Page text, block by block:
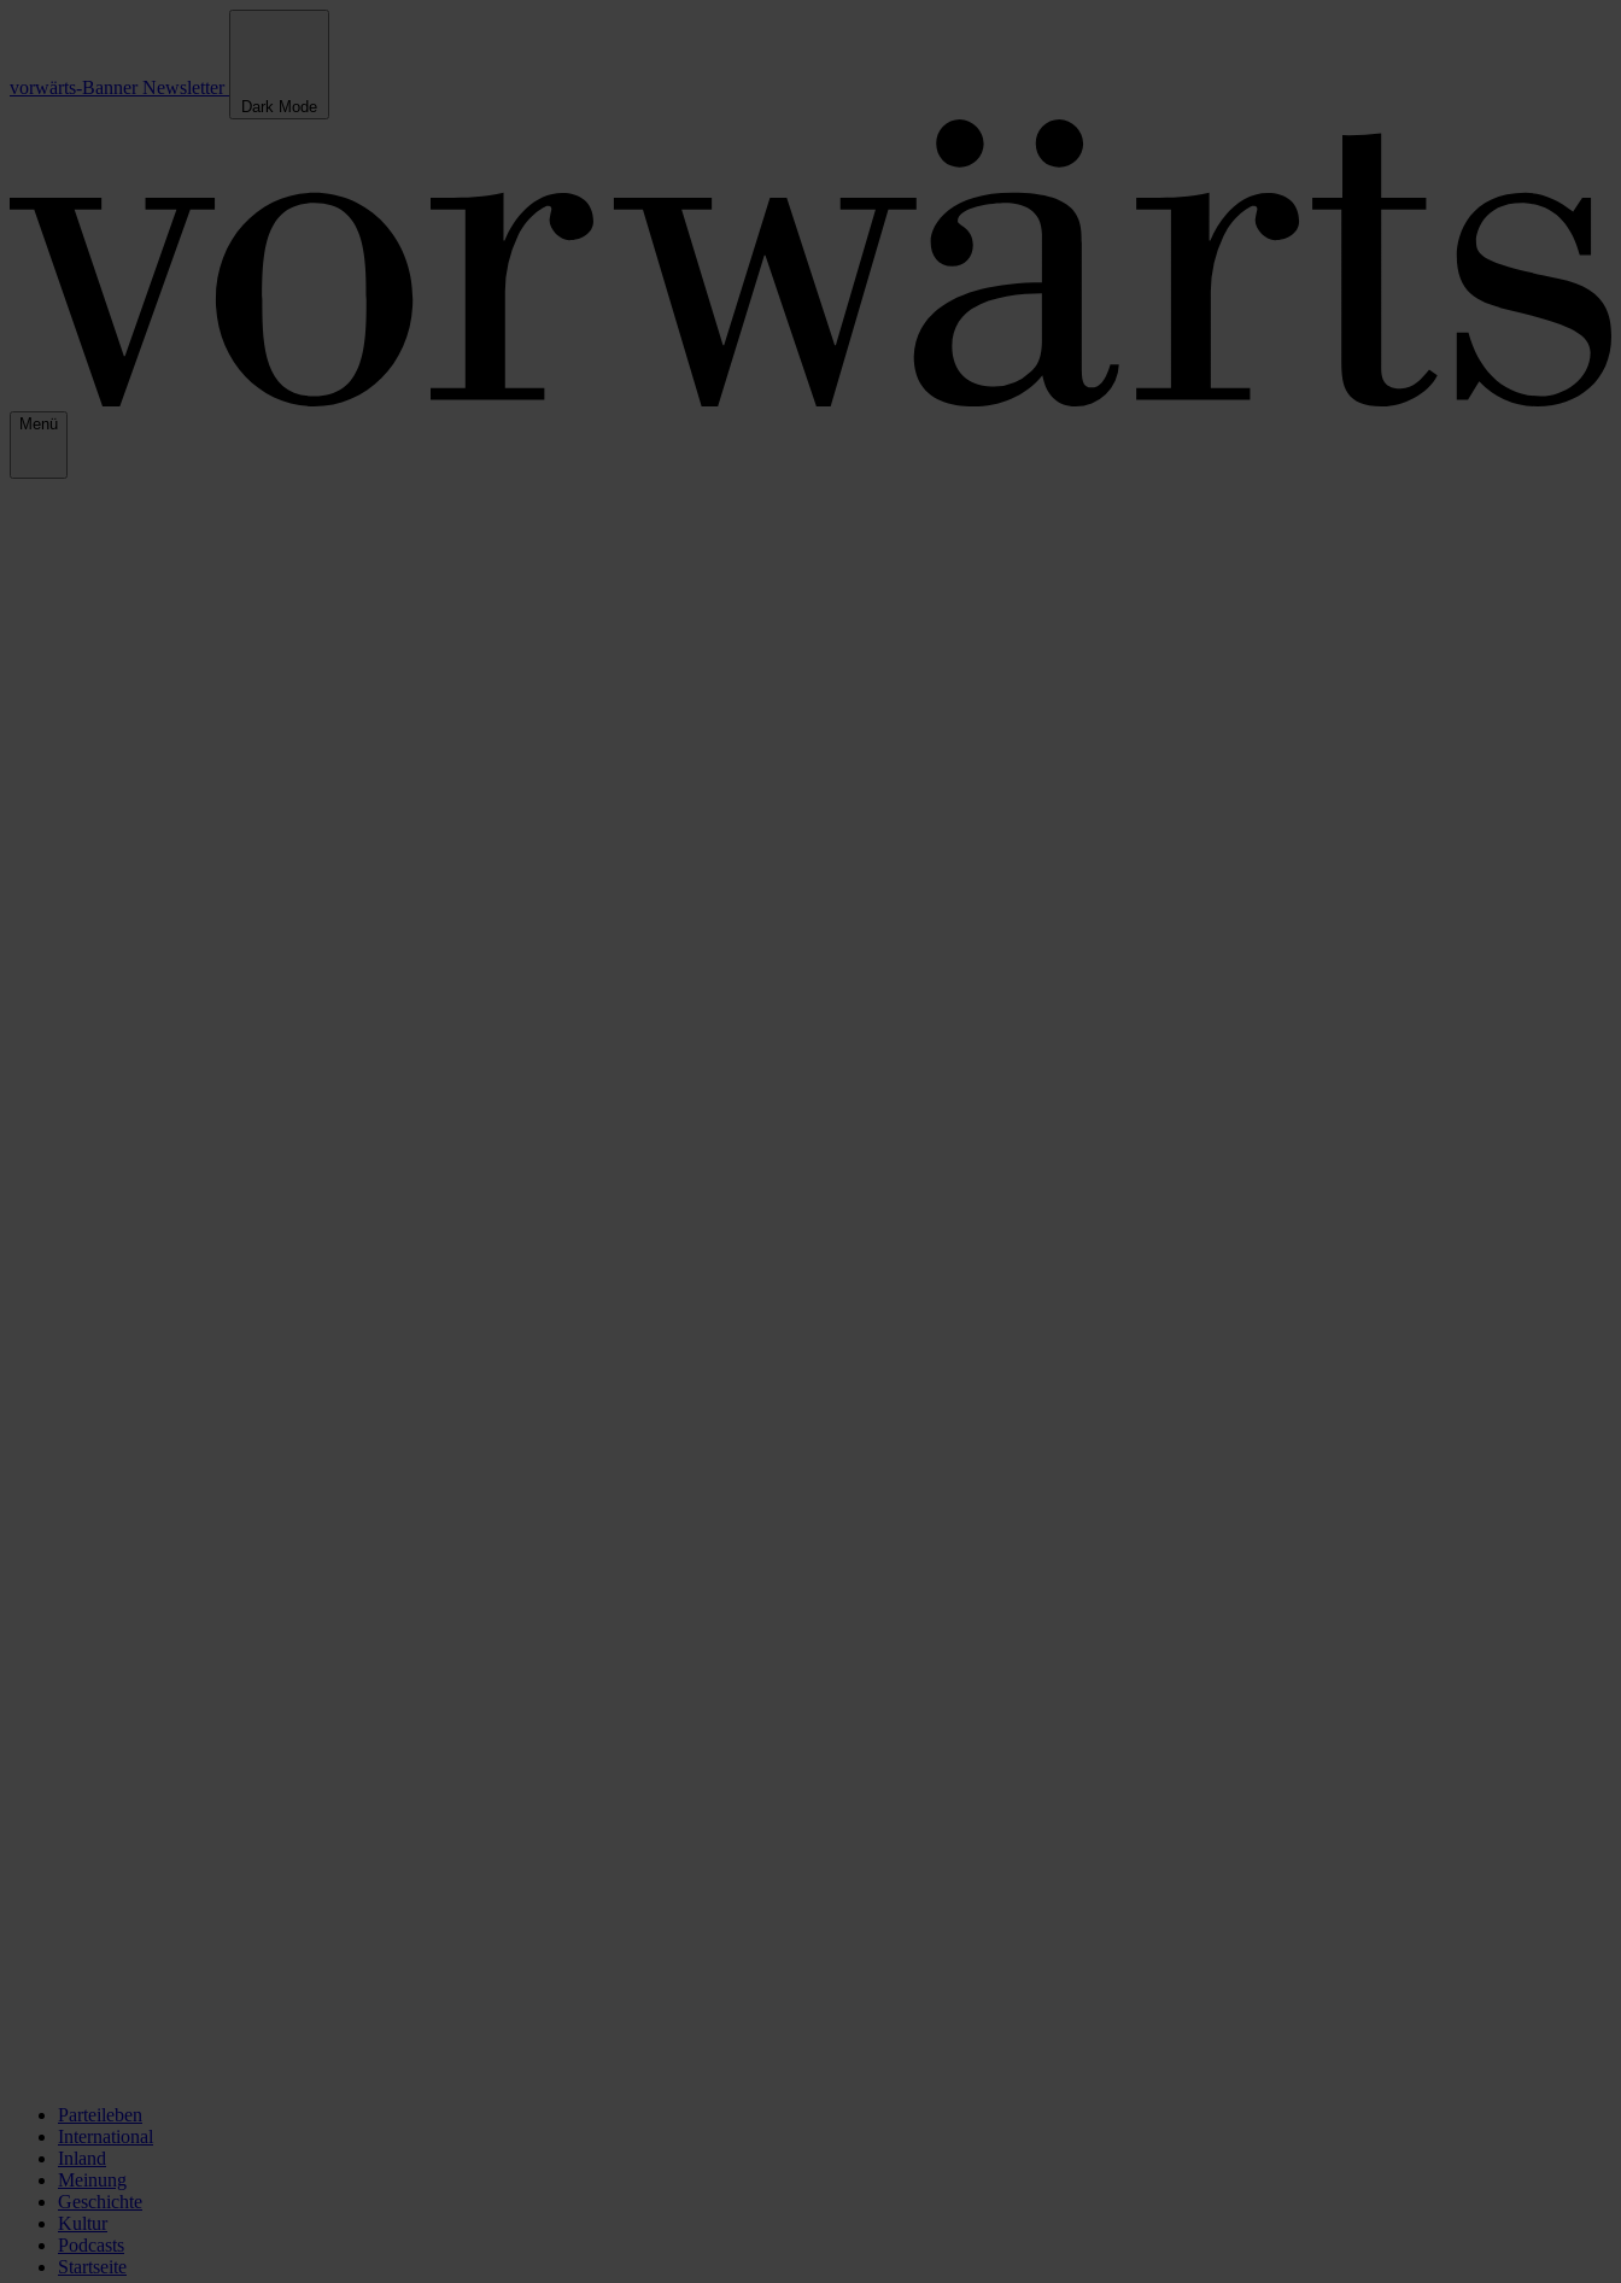
vorwärts-Banner Newsletter
Dark Mode
Menü
Parteileben
International
Inland
Meinung
Geschichte
Kultur
Podcasts
Startseite